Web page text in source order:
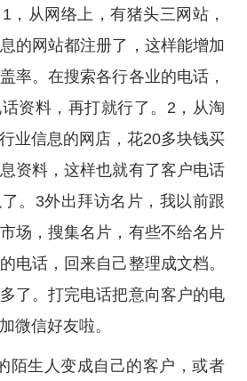
，从网络上，有猪头三网站，
的网站都注册了，这样能增加
率。在搜索各行各业的电话，
资料，再打就行了。2，从淘
业信息的网店，花20多块钱买
资料，这样也就有了客户电话
。3外出拜访名片，我以前跟
场，搜集名片，有些不给名片
电话，回来自己整理成文档。
了。打完电话把意向客户的电
微信好友啦。
陌生人变成自己的客户，或者